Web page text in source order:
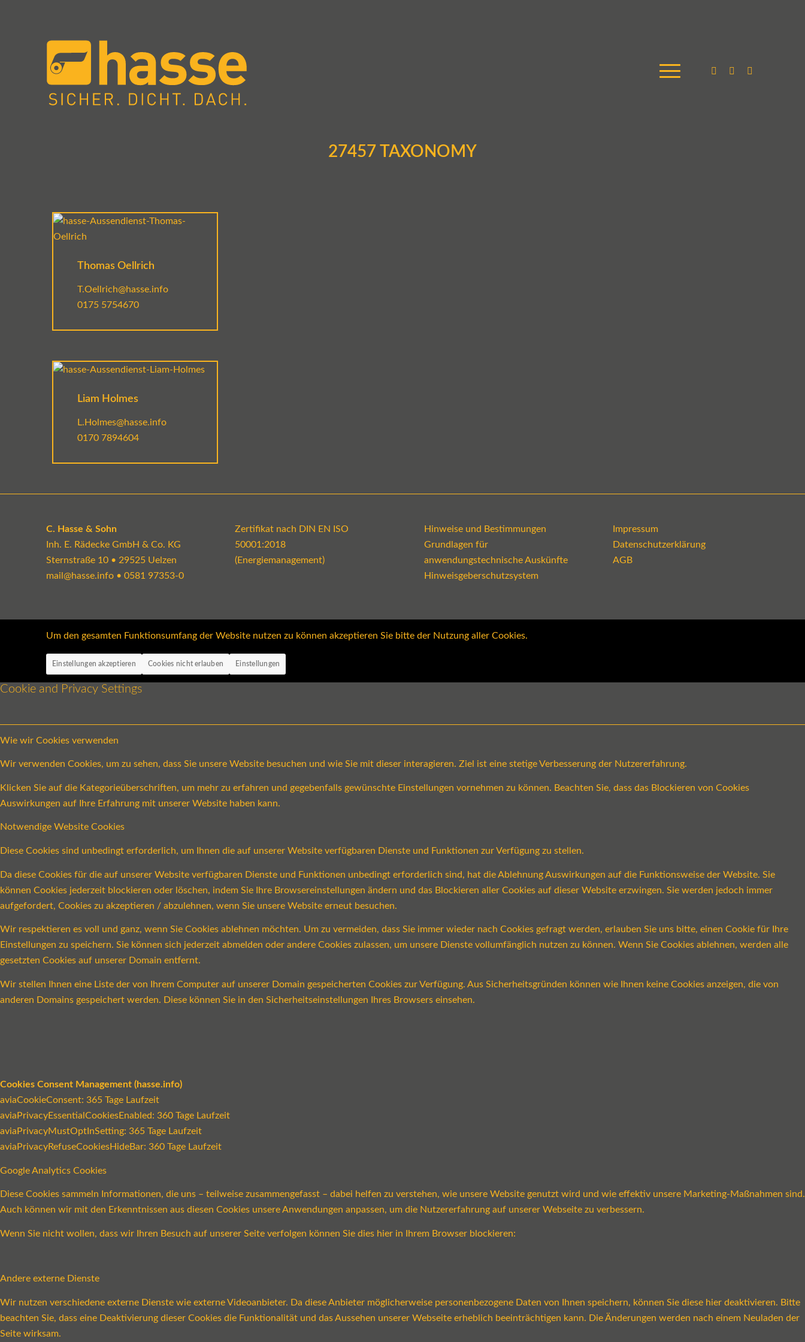
27457 TAXONOMY
Thomas Oellrich
T.Oellrich@hasse.info
0175 5754670
Liam Holmes
L.Holmes@hasse.info
0170 7894604
C. Hasse & Sohn
Inh. E. Rädecke GmbH & Co. KG
Sternstraße 10 • 29525 Uelzen
mail@hasse.info• 0581 97353-0
Zertifikat nach DIN EN ISO
50001:2018
(Energiemanagement)
Hinweise und Bestimmungen
Grundlagen für
anwendungstechnische Auskünfte
Hinweisgeberschutzsystem
Impressum
Datenschutzerklärung
AGB
Um den gesamten Funktionsumfang der Website nutzen zu können akzeptieren Sie bitte der Nutzung aller Cookies.
Einstellungen akzeptieren Cookies nicht erlauben Einstellungen
Cookie and Privacy Settings
Wie wir Cookies verwenden
Wir verwenden Cookies, um zu sehen, dass Sie unsere Website besuchen und wie Sie mit dieser interagieren. Ziel ist eine stetige Verbesserung der Nutzererfahrung.
Klicken Sie auf die Kategorieüberschriften, um mehr zu erfahren und gegebenfalls gewünschte Einstellungen vornehmen zu können. Beachten Sie, dass das Blockieren von Cookies
Auswirkungen auf Ihre Erfahrung mit unserer Website haben kann.
Notwendige Website Cookies
Diese Cookies sind unbedingt erforderlich, um Ihnen die auf unserer Website verfügbaren Dienste und Funktionen zur Verfügung zu stellen.
Da diese Cookies für die auf unserer Website verfügbaren Dienste und Funktionen unbedingt erforderlich sind, hat die Ablehnung Auswirkungen auf die Funktionsweise der Website. Sie
können Cookies jederzeit blockieren oder löschen, indem Sie Ihre Browsereinstellungen ändern und das Blockieren aller Cookies auf dieser Website erzwingen. Sie werden jedoch immer
aufgefordert, Cookies zu akzeptieren / abzulehnen, wenn Sie unsere Website erneut besuchen.
Wir respektieren es voll und ganz, wenn Sie Cookies ablehnen möchten. Um zu vermeiden, dass Sie immer wieder nach Cookies gefragt werden, erlauben Sie uns bitte, einen Cookie für Ihre
Einstellungen zu speichern. Sie können sich jederzeit abmelden oder andere Cookies zulassen, um unsere Dienste vollumfänglich nutzen zu können. Wenn Sie Cookies ablehnen, werden alle
gesetzten Cookies auf unserer Domain entfernt.
Wir stellen Ihnen eine Liste der von Ihrem Computer auf unserer Domain gespeicherten Cookies zur Verfügung. Aus Sicherheitsgründen können wie Ihnen keine Cookies anzeigen, die von
anderen Domains gespeichert werden. Diese können Sie in den Sicherheitseinstellungen Ihres Browsers einsehen.
Cookies Consent Management (hasse.info)
aviaCookieConsent: 365 Tage Laufzeit
aviaPrivacyEssentialCookiesEnabled: 360 Tage Laufzeit
aviaPrivacyMustOptInSetting: 365 Tage Laufzeit
aviaPrivacyRefuseCookiesHideBar: 360 Tage Laufzeit
Google Analytics Cookies
Diese Cookies sammeln Informationen, die uns – teilweise zusammengefasst – dabei helfen zu verstehen, wie unsere Website genutzt wird und wie effektiv unsere Marketing-Maßnahmen sind.
Auch können wir mit den Erkenntnissen aus diesen Cookies unsere Anwendungen anpassen, um die Nutzererfahrung auf unserer Webseite zu verbessern.
Wenn Sie nicht wollen, dass wir Ihren Besuch auf unserer Seite verfolgen können Sie dies hier in Ihrem Browser blockieren:
Andere externe Dienste
Wir nutzen verschiedene externe Dienste wie externe Videoanbieter. Da diese Anbieter möglicherweise personenbezogene Daten von Ihnen speichern, können Sie diese hier deaktivieren. Bitte
beachten Sie, dass eine Deaktivierung dieser Cookies die Funktionalität und das Aussehen unserer Webseite erheblich beeinträchtigen kann. Die Änderungen werden nach einem Neuladen der
Seite wirksam.